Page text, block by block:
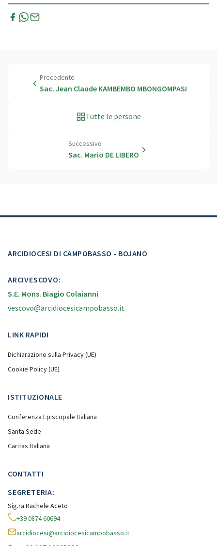
Precedente
Sac. Jean Claude KAMBEMBO MBONGOMPASI
Tutte le persone
Successivo
Sac. Mario DE LIBERO
ARCIDIOCESI DI CAMPOBASSO - BOJANO
ARCIVESCOVO:
S.E. Mons. Biagio Colaianni
vescovo@arcidiocesicampobasso.it
LINK RAPIDI
Dichiarazione sulla Privacy (UE)
Cookie Policy (UE)
ISTITUZIONALE
Conferenza Episcopale Italiana
Santa Sede
Caritas Italiana
CONTATTI
SEGRETERIA:
Sig.ra Rachele Aceto
+39 0874 60694
arcidiocesi@arcidiocesicampobasso.it